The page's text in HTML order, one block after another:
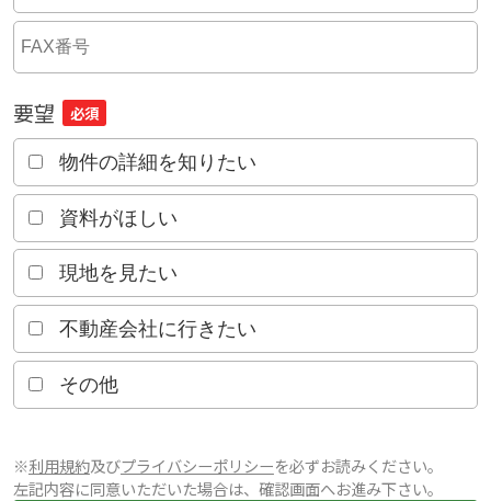
要望 必須
物件の詳細を知りたい
資料がほしい
現地を見たい
不動産会社に行きたい
その他
※利用規約及びプライバシーポリシーを必ずお読みください。
左記内容に同意いただいた場合は、確認画面へお進み下さい。